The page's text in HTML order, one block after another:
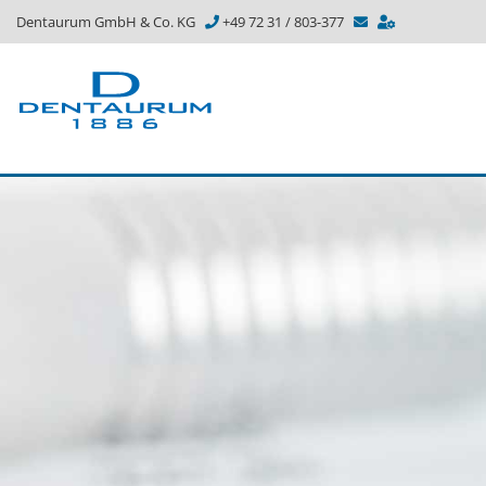
Dentaurum GmbH & Co. KG +49 72 31 / 803-377